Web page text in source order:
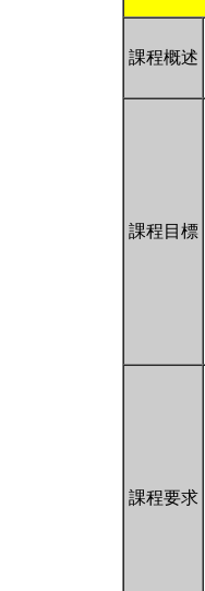
課程概述
課程目標
課程要求